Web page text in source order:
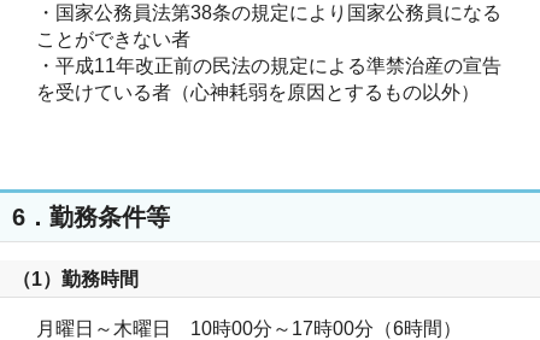
・国家公務員法第38条の規定により国家公務員になる
ことができない者
・平成11年改正前の民法の規定による準禁治産の宣告
を受けている者（心神耗弱を原因とするもの以外）
6．勤務条件等
（1）勤務時間
月曜日～木曜日　10時00分～17時00分（6時間）